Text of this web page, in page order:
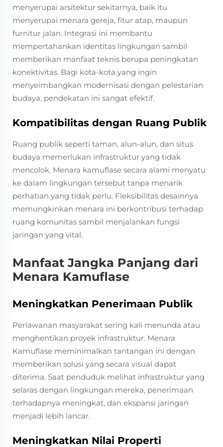
menyerupai arsitektur sekitarnya, baik itu
menyerupai menara gereja, fitur atap, maupun
furnitur jalan. Integrasi ini membantu
mempertahankan identitas lingkungan sambil
memberikan manfaat teknis berupa peningkatan
konektivitas. Bagi kota-kota yang ingin
menyeimbangkan modernisasi dengan pelestarian
budaya, pendekatan ini sangat efektif.
Kompatibilitas dengan Ruang Publik
Ruang publik seperti taman, alun-alun, dan situs
budaya memerlukan infrastruktur yang tidak
mencolok. Menara kamuflase secara alami menyatu
ke dalam lingkungan tersebut tanpa menarik
perhatian yang tidak perlu. Fleksibilitas desainnya
memungkinkan menara ini berkontribusi terhadap
ruang komunitas sambil menjalankan fungsi
jaringan yang vital.
Manfaat Jangka Panjang dari
Menara Kamuflase
Meningkatkan Penerimaan Publik
Perlawanan masyarakat sering kali menunda atau
menghentikan proyek infrastruktur. Menara
Kamuflase meminimalkan tantangan ini dengan
memberikan solusi yang secara visual dapat
diterima. Saat penduduk melihat infrastruktur yang
selaras dengan lingkungan mereka, penerimaan
terhadapnya meningkat, dan ekspansi jaringan
menjadi lebih lancar.
Meningkatkan Nilai Properti